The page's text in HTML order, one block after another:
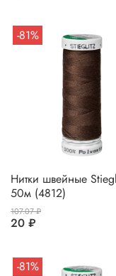
-81%
Нитки швейные
50м (4812)
107.07 ₽
20 ₽
-81%